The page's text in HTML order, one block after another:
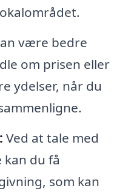
være bedre
om prisen eller
ydelser, når du
Ved at tale med
du få
som kan